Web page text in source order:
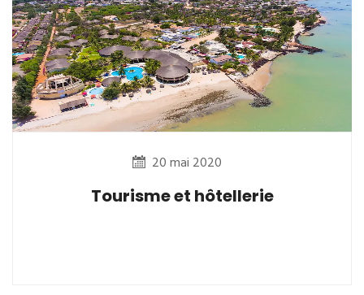
20 mai 2020
Tourisme et hôtellerie